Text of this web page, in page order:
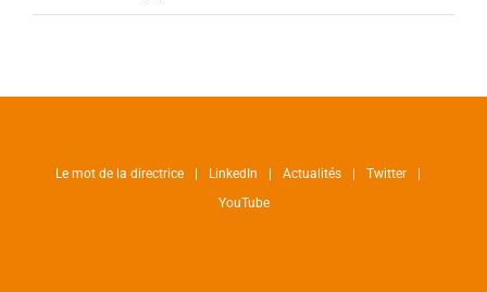
Le mot de la directrice LinkedIn Actualités
Twitter
YouTube